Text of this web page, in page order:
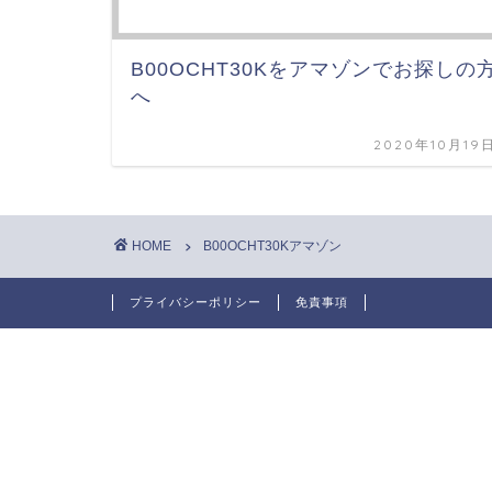
B00OCHT30Kをアマゾンでお探しの
へ
2020年10月19
HOME B00OCHT30Kアマゾン
プライバシーポリシー 免責事項